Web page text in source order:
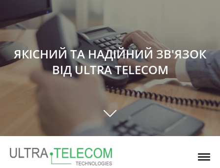
ЯКІСНИЙ ТА НАДІЙНИЙ ЗВ'ЯЗОК
ВІД ULTRA TELECOM